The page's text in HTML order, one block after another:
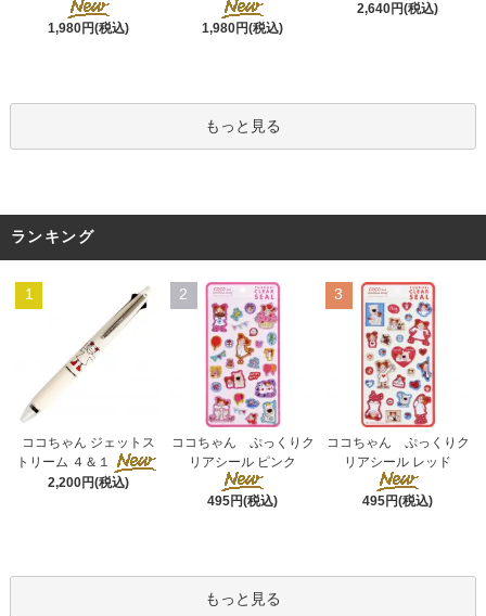
1,980円(税込) 1,980円(税込)
2,640円(税込)
もっと見る
ランキング
1
ココちゃん ジェットス
トリーム ４＆１
2,200円(税込)
2
ココちゃん ぷっくりク
リアシール ピンク
495円(税込)
3
ココちゃん ぷっくりク
リアシール レッド
495円(税込)
もっと見る